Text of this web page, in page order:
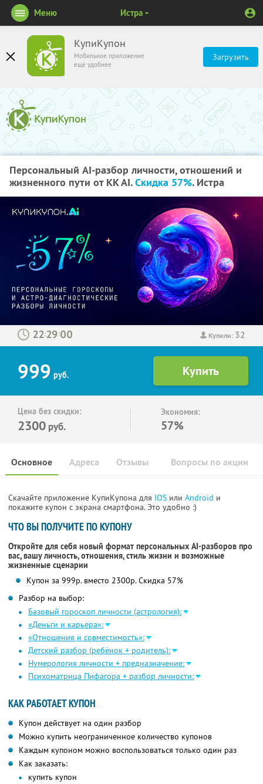
КупиКупон
Мобильное приложение
ещё удобнее
Загрузить
Меню Истра
Персональный AI-разбор личности, отношений и
жизненного пути от KK AI.Скидка 57%. Истра
Купили: 32
: :
999 руб.
Цена без скидки:
2300 руб.
Экономия:
57%
Основное Отзывы Вопросы по акции
Адреса
Скачайте приложение КупиКупона для IOS или Android и
покажите купон с экрана смартфона. Это удобно :)
ЧТО ВЫ ПОЛУЧИТЕ ПО КУПОНУ
Откройте для себя новый формат персональных AI-разборов про
вас, вашу личность, отношения, стиль жизни и возможные
жизненные сценарии
Купон за 999р. вместо 2300р. Скидка 57%
Разбор на выбор:
Базовый гороскоп личности (астрология):
«Деньги и карьера»:
«Отношения и совместимость»:
Детский разбор (ребёнок + родитель):
Нумерология личности + предназначение:
Психоматрица Пифагора + разбор личности:
КАК РАБОТАЕТ КУПОН
Купон действует на один разбор
Можно купить неограниченное количество купонов
Каждым купоном можно воспользоваться только один раз
Как заказать:
купить купон